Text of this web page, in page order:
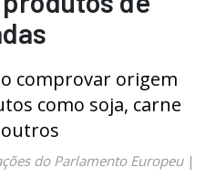
comprovar origem
como soja, carne
outros
do Parlamento Europeu|